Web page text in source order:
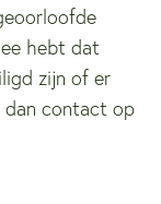
hebt dat
zijn of er
dan contact op